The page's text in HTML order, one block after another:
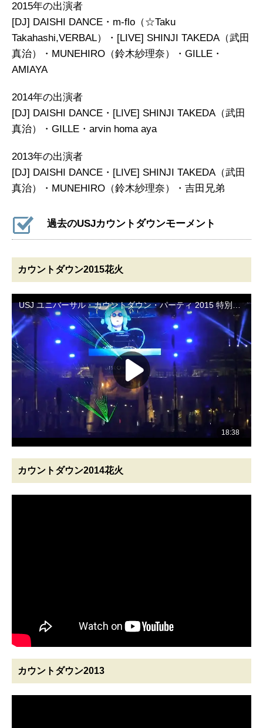
2015年の出演者
[DJ] DAISHI DANCE・m-flo（☆Taku
Takahashi,VERBAL）・[LIVE] SHINJI TAKEDA（武田
真治）・MUNEHIRO（鈴木紗理奈）・GILLE・
AMIAYA
2014年の出演者
[DJ] DAISHI DANCE・[LIVE] SHINJI TAKEDA（武田
真治）・GILLE・arvin homa aya
2013年の出演者
[DJ] DAISHI DANCE・[LIVE] SHINJI TAKEDA（武田
真治）・MUNEHIRO（鈴木紗理奈）・吉田兄弟
過去のUSJカウントダウンモーメント
カウントダウン2015花火
カウントダウン2014花火
カウントダウン2013